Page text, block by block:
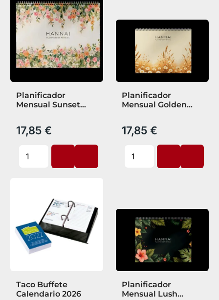
Planificador
Mensual Sunset
17,85 €
Planificador
Mensual Golden
17,85 €
Taco Buffete
Calendario 2026
Planificador
Mensual Lush